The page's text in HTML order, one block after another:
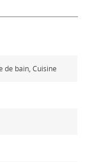
de bain, Cuisine